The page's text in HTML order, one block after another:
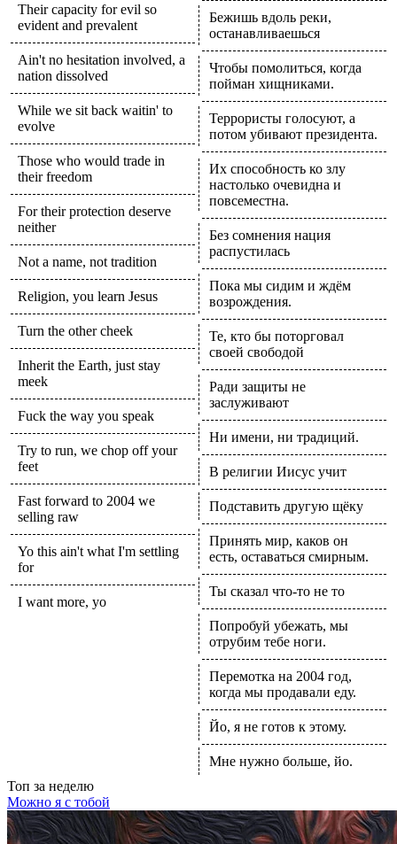
Their capacity for evil so
evident and prevalent
Ain't no hesitation involved, a
nation dissolved
While we sit back waitin' to
evolve
Those who would trade in
their freedom
For their protection deserve
neither
Not a name, not tradition
Religion, you learn Jesus
Turn the other cheek
Inherit the Earth, just stay
meek
Fuck the way you speak
Try to run, we chop off your
feet
Fast forward to 2004 we
selling raw
Yo this ain't what I'm settling
for
I want more, yo
Бежишь вдоль реки,
останавливаешься
Чтобы помолиться, когда
пойман хищниками.
Террористы голосуют, а
потом убивают президента.
Их способность ко злу
настолько очевидна и
повсеместна.
Без сомнения нация
распустилась
Пока мы сидим и ждём
возрождения.
Те, кто бы поторговал
своей свободой
Ради защиты не
заслуживают
Ни имени, ни традиций.
В религии Иисус учит
Подставить другую щёку
Принять мир, каков он
есть, оставаться смирным.
Ты сказал что-то не то
Попробуй убежать, мы
отрубим тебе ноги.
Перемотка на 2004 год,
когда мы продавали еду.
Йо, я не готов к этому.
Мне нужно больше, йо.
Топ за неделю
Можно я с тобой